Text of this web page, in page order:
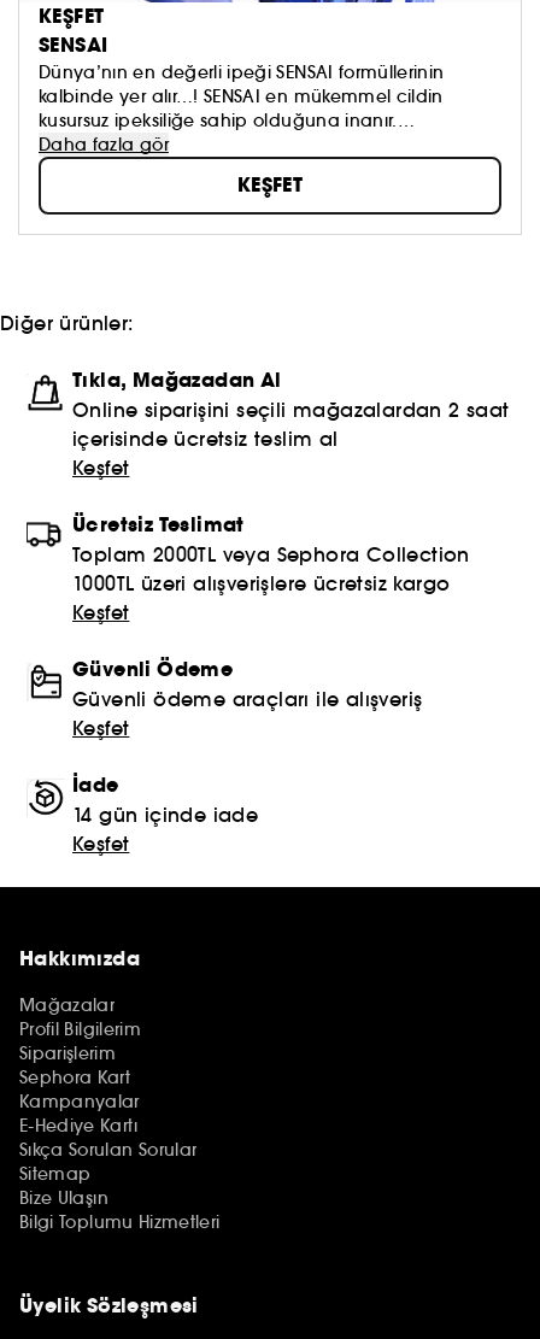
KEŞFET
SENSAI
Dünya’nın en değerli ipeği SENSAI formüllerinin
kalbinde yer alır…! SENSAI en mükemmel cildin
kusursuz ipeksiliğe sahip olduğuna inanır.
Değerli ana içerik Koishimaru İpeği, ciltteki
hiyalüronik asit üretimini uyarır.
Besleyici eşsiz bir cilt bakım felsefesi. Cilde mucizevi
ipeksi ve pürüzsüz bir sonuç sunar.
·Tüm SENSAI ürünleri olağanüstü ve inanılmaz ipeksi
bireyin cilt ihtiyacına uygun mükemmel çözümler
mevcuttur!
Daha fazla gör
KEŞFET
Diğer ürünler:
Tıkla, Mağazadan Al
Online siparişini seçili mağazalardan 2 saat
içerisinde ücretsiz teslim al
Keşfet
Ücretsiz Teslimat
Toplam 2000TL veya Sephora Collection
1000TL üzeri alışverişlere ücretsiz kargo
Keşfet
Güvenli Ödeme
Güvenli ödeme araçları ile alışveriş
Keşfet
İade
14 gün içinde iade
Keşfet
Hakkımızda
Mağazalar
Profil Bilgilerim
Siparişlerim
Sephora Kart
Kampanyalar
E-Hediye Kartı
Sıkça Sorulan Sorular
Sitemap
Bize Ulaşın
Bilgi Toplumu Hizmetleri
Üyelik Sözleşmesi